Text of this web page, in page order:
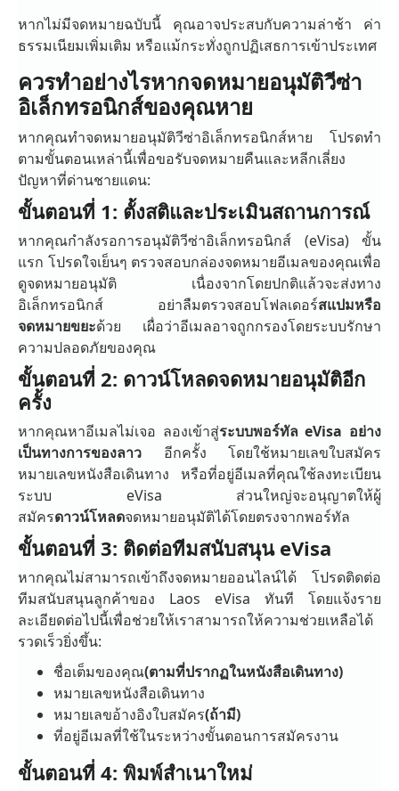
หากไม่มีจดหมายฉบับนี้ คุณอาจประสบกับความล่าช้า ค่า
ธรรมเนียมเพิ่มเติม หรือแม้กระทั่งถูกปฏิเสธการเข้าประเทศ
ควรทำอย่างไรหากจดหมายอนุมัติวีซ่า
อิเล็กทรอนิกส์ของคุณหาย
หากคุณทำจดหมายอนุมัติวีซ่าอิเล็กทรอนิกส์หาย โปรดทำ
ตามขั้นตอนเหล่านี้เพื่อขอรับจดหมายคืนและหลีกเลี่ยง
ปัญหาที่ด่านชายแดน:
ขั้นตอนที่ 1: ตั้งสติและประเมินสถานการณ์
หากคุณกำลังรอการอนุมัติวีซ่าอิเล็กทรอนิกส์ (eVisa) ขั้น
แรก โปรดใจเย็นๆ ตรวจสอบกล่องจดหมายอีเมลของคุณเพื่อ
ดูจดหมายอนุมัติ เนื่องจากโดยปกติแล้วจะส่งทาง
อิเล็กทรอนิกส์ อย่าลืมตรวจสอบโฟลเดอร์สแปมหรือ
จดหมายขยะด้วย เผื่อว่าอีเมลอาจถูกกรองโดยระบบรักษา
ความปลอดภัยของคุณ
ขั้นตอนที่ 2: ดาวน์โหลดจดหมายอนุมัติอีก
ครั้ง
หากคุณหาอีเมลไม่เจอ ลองเข้าสู่ระบบพอร์ทัล eVisa อย่าง
เป็นทางการของลาว อีกครั้ง โดยใช้หมายเลขใบสมัคร
หมายเลขหนังสือเดินทาง หรือที่อยู่อีเมลที่คุณใช้ลงทะเบียน
ระบบ eVisa ส่วนใหญ่จะอนุญาตให้ผู้
สมัครดาวน์โหลดจดหมายอนุมัติได้โดยตรงจากพอร์ทัล
ขั้นตอนที่ 3: ติดต่อทีมสนับสนุน eVisa
หากคุณไม่สามารถเข้าถึงจดหมายออนไลน์ได้ โปรดติดต่อ
ทีมสนับสนุนลูกค้าของ Laos eVisa ทันที โดยแจ้งราย
ละเอียดต่อไปนี้เพื่อช่วยให้เราสามารถให้ความช่วยเหลือได้
รวดเร็วยิ่งขึ้น:
ชื่อเต็มของคุณ(ตามที่ปรากฏในหนังสือเดินทาง)
หมายเลขหนังสือเดินทาง
หมายเลขอ้างอิงใบสมัคร(ถ้ามี)
ที่อยู่อีเมลที่ใช้ในระหว่างขั้นตอนการสมัครงาน
ขั้นตอนที่ 4: พิมพ์สำเนาใหม่